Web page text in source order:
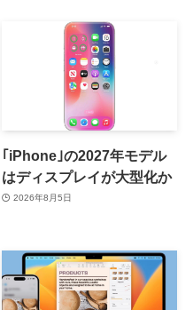
｢iPhone｣の2027年モデル
はディスプレイが大型化か
2026年8月5日